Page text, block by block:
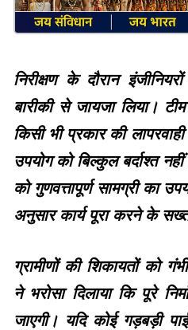
निरीक्षण के दौरान
बारीकी से जायजा लिया।
किसी भी प्रकार की
उपयोग को बिल्कुल बर्दाश्त
को गुणवत्तापूर्ण सामग्री का
अनुसार कार्य पूरा करने के सख्त
ग्रामीणों की शिकायतों को
ने भरोसा दिलाया कि पूरे
जाएगी। यदि कोई गड़बड़ी